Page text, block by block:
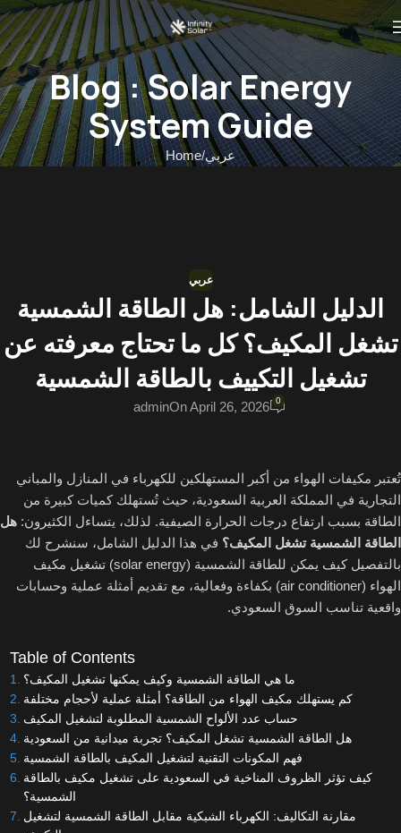
Blog : Solar Energy
System Guide
Home عربي
عربي
الدليل الشامل: هل الطاقة الشمسية
تشغل المكيف؟ كل ما تحتاج معرفته عن
تشغيل التكييف بالطاقة الشمسية
adminOn April 26, 2026 0
تُعتبر مكيفات الهواء من أكبر المستهلكين للكهرباء في المنازل والمباني
التجارية في المملكة العربية السعودية، حيث تُستهلك كميات كبيرة من
الطاقة بسبب ارتفاع درجات الحرارة الصيفية. لذلك، يتساءل الكثيرون: هل
الطاقة الشمسية تشغل المكيف؟ في هذا الدليل الشامل، سنشرح لك
بالتفصيل كيف يمكن للطاقة الشمسية (solar energy) تشغيل مكيف
الهواء (air conditioner) بكفاءة وفعالية، مع تقديم أمثلة عملية وحسابات
واقعية تناسب السوق السعودي.
Table of Contents
ما هي الطاقة الشمسية وكيف يمكنها تشغيل المكيف؟
كم يستهلك مكيف الهواء من الطاقة؟ أمثلة عملية لأحجام مختلفة
حساب عدد الألواح الشمسية المطلوبة لتشغيل المكيف
هل الطاقة الشمسية تشغل المكيف؟ تجربة ميدانية من السعودية
فهم المكونات التقنية لتشغيل المكيف بالطاقة الشمسية
كيف تؤثر الظروف المناخية في السعودية على تشغيل مكيف بالطاقة
الشمسية؟
مقارنة التكاليف: الكهرباء الشبكية مقابل الطاقة الشمسية لتشغيل